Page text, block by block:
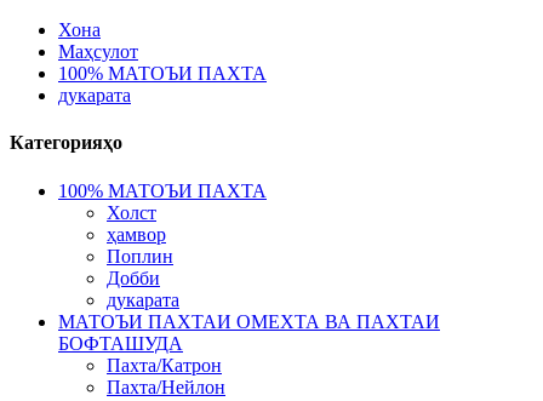
Хона
Маҳсулот
100% МАТОЪИ ПАХТА
дукарата
Категорияҳо
100% МАТОЪИ ПАХТА
Холст
ҳамвор
Поплин
Добби
дукарата
МАТОЪИ ПАХТАИ ОМЕХТА ВА ПАХТАИ
БОФТАШУДА
Пахта/Катрон
Пахта/Нейлон